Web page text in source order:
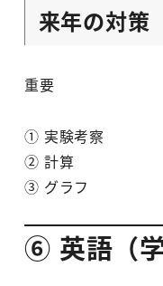
来年の対策
重要
① 実験考察
② 計算
③ グラフ
⑥ 英語（学